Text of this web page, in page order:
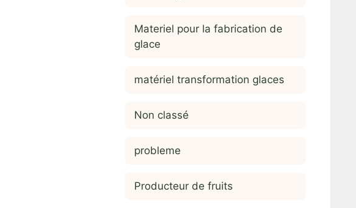
Materiel pour la fabrication de
glace
matériel transformation glaces
Non classé
probleme
Producteur de fruits